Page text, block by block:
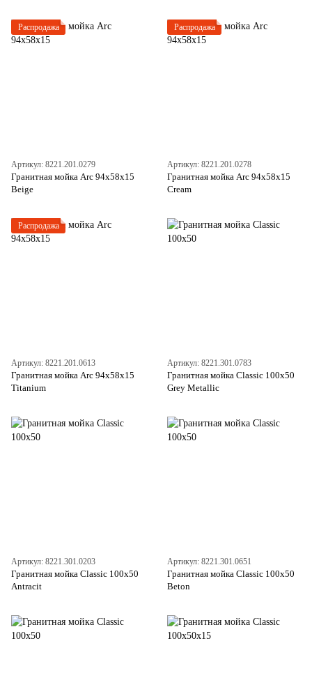
Распродажа
Артикул: 8221.201.0279
Гранитная мойка Arc 94x58x15
Beige
Распродажа
Артикул: 8221.201.0278
Гранитная мойка Arc 94x58x15
Cream
Распродажа
Артикул: 8221.201.0613
Гранитная мойка Arc 94x58x15
Titanium
Артикул: 8221.301.0783
Гранитная мойка Classic 100x50
Grey Metallic
Артикул: 8221.301.0203
Гранитная мойка Classic 100x50
Antracit
Артикул: 8221.301.0651
Гранитная мойка Classic 100x50
Beton